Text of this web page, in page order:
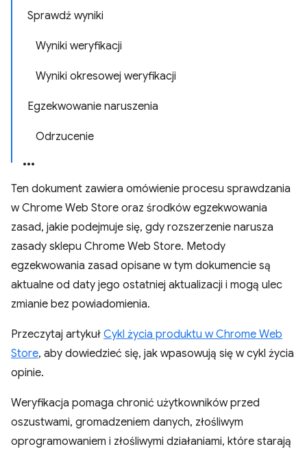
Sprawdź wyniki
Wyniki weryfikacji
Wyniki okresowej weryfikacji
Egzekwowanie naruszenia
Odrzucenie
Ten dokument zawiera omówienie procesu sprawdzania
w Chrome Web Store oraz środków egzekwowania
zasad, jakie podejmuje się, gdy rozszerzenie narusza
zasady sklepu Chrome Web Store. Metody
egzekwowania zasad opisane w tym dokumencie są
aktualne od daty jego ostatniej aktualizacji i mogą ulec
zmianie bez powiadomienia.
Przeczytaj artykuł Cykl życia produktu w Chrome Web
Store, aby dowiedzieć się, jak wpasowują się w cykl życia
opinie.
Weryfikacja pomaga chronić użytkowników przed
oszustwami, gromadzeniem danych, złośliwym
oprogramowaniem i złośliwymi działaniami, które starają